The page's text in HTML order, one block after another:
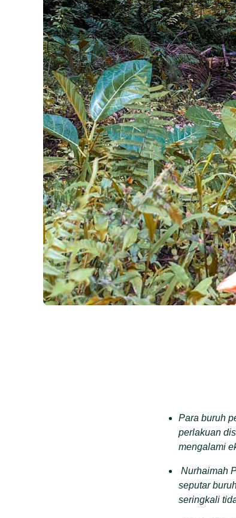
Para buruh
perlakuan
mengalami
Nurhaimah
seputar
seringkali